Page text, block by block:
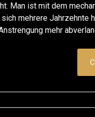
Man ist mit dem
mehrere Jahrzehnte
mehr